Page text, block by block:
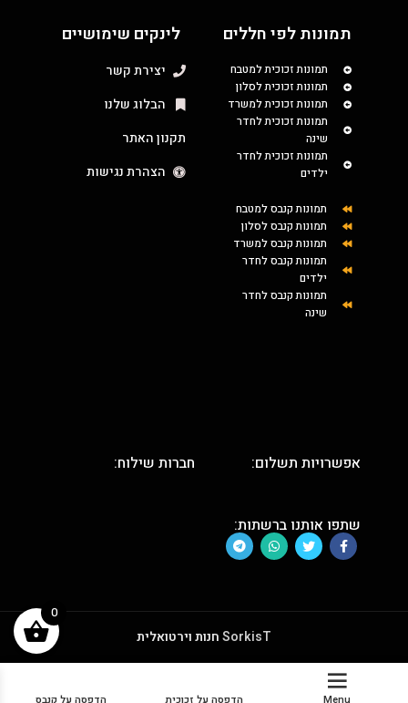
תמונות לפי חללים
תמונות זכוכית למטבח
תמונות זכוכית לסלון
תמונות זכוכית למשרד
תמונות זכוכית לחדר
שינה
תמונות זכוכית לחדר
ילדים
תמונות קנבס למטבח
תמונות קנבס לסלון
תמונות קנבס למשרד
תמונות קנבס לחדר
ילדים
תמונות קנבס לחדר
שינה
לינקים שימושיים
יצירת קשר
הבלוג שלנו
תקנון האתר
הצהרת נגישות
אפשרויות תשלום: חברות שילוח:
שתפו אותנו ברשתות:
SorkisTחנות וירטואלית
0
Menu הדפסה על זכוכית הדפסה על קנבס